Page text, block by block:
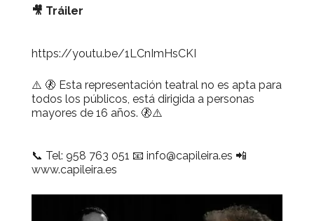
🎥 Tráiler
https://youtu.be/1LCnImHsCKI
⚠️ 🚷 Esta representación teatral no es apta para
todos los públicos, está dirigida a personas
mayores de 16 años. 🚷⚠️
📞 Tel: 958 763 051 📧 info@capileira.es 📲
www.capileira.es